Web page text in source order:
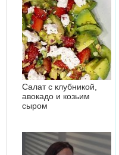
Салат с клубникой,
авокадо и козьим
сыром